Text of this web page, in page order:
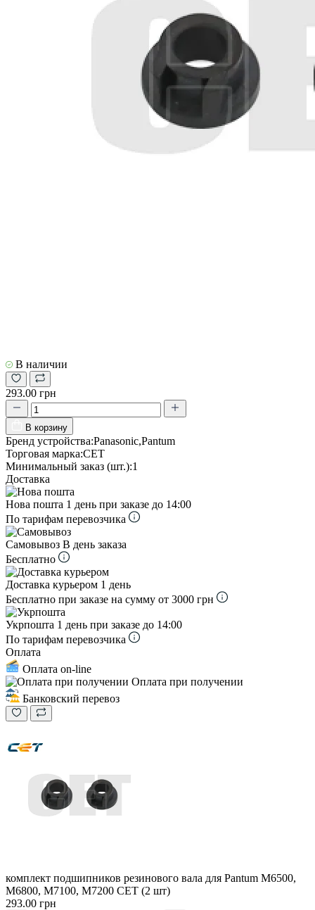
В наличии
293.00 грн
В корзину
Бренд устройства:Panasonic,Pantum
Торговая марка:CET
Минимальный заказ (шт.):1
Доставка
Нова пошта 1 день при заказе до 14:00
По тарифам перевозчика
Самовывоз В день заказа
Бесплатно
Доставка курьером 1 день
Бесплатно при заказе на сумму от 3000 грн
Укрпошта 1 день при заказе до 14:00
По тарифам перевозчика
Оплата
Оплата on-line
Оплата при получении
Банковский перевоз
комплект подшипников резинового вала для Pantum M6500,
M6800, M7100, M7200 CET (2 шт)
293.00 грн